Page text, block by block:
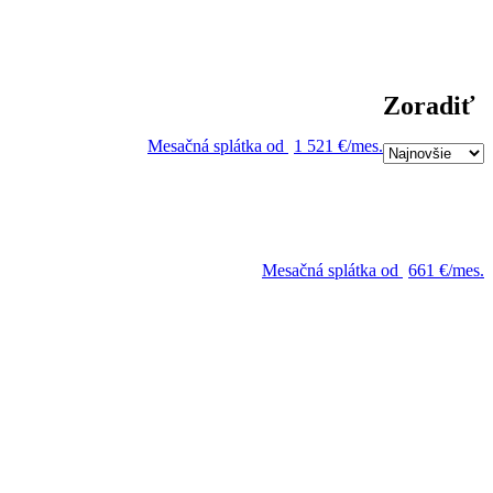
Zoradiť
Mesačná splátka od
1 521 €/mes.
Mesačná splátka od 661 €/mes.